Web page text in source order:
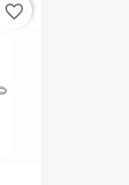
favorite_border